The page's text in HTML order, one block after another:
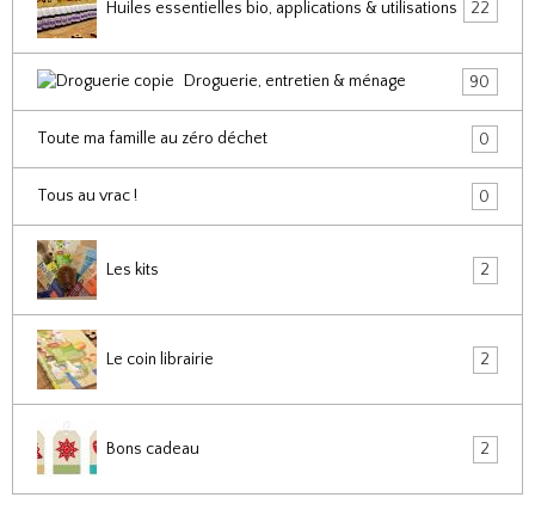
Huiles essentielles bio, applications & utilisations 22
Droguerie, entretien & ménage 90
Toute ma famille au zéro déchet 0
Tous au vrac ! 0
Les kits 2
Le coin librairie 2
Bons cadeau 2